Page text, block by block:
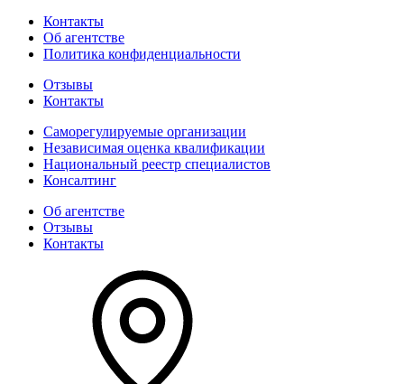
Контакты
Об агентстве
Политика конфиденциальности
Отзывы
Контакты
Саморегулируемые организации
Независимая оценка квалификации
Национальный реестр специалистов
Консалтинг
Об агентстве
Отзывы
Контакты